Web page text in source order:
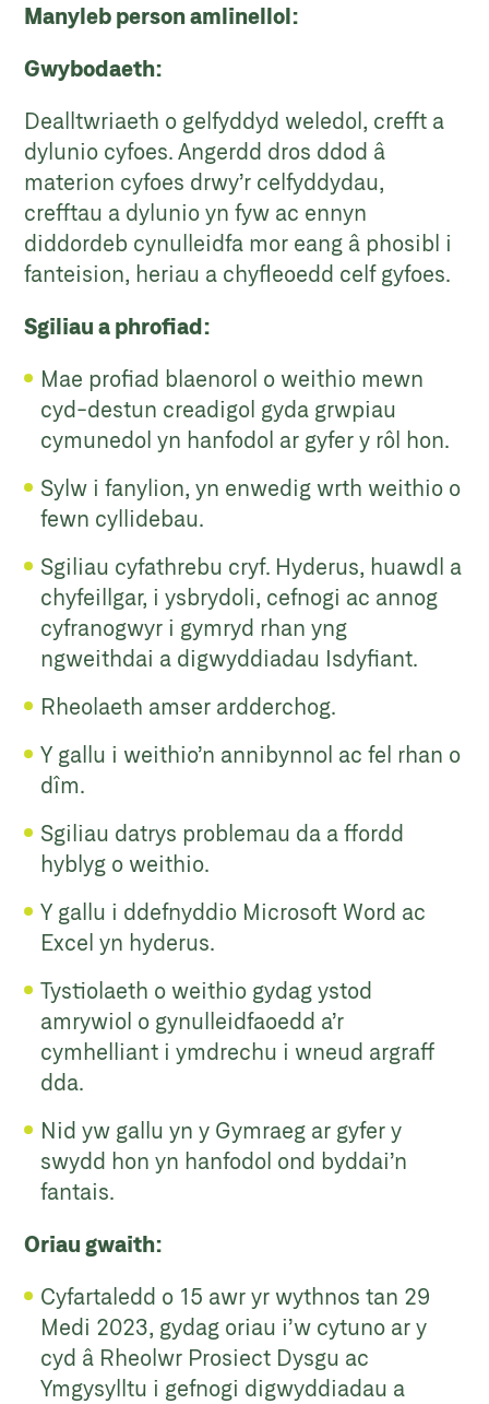
Manyleb person amlinellol:
Gwybodaeth:
Dealltwriaeth o gelfyddyd weledol, crefft a
dylunio cyfoes. Angerdd dros ddod â
materion cyfoes drwy’r celfyddydau,
crefftau a dylunio yn fyw ac ennyn
diddordeb cynulleidfa mor eang â phosibl i
fanteision, heriau a chyfleoedd celf gyfoes.
Sgiliau a phrofiad:
Mae profiad blaenorol o weithio mewn
cyd-destun creadigol gyda grwpiau
cymunedol yn hanfodol ar gyfer y rôl hon.
Sylw i fanylion, yn enwedig wrth weithio o
fewn cyllidebau.
Sgiliau cyfathrebu cryf. Hyderus, huawdl a
chyfeillgar, i ysbrydoli, cefnogi ac annog
cyfranogwyr i gymryd rhan yng
ngweithdai a digwyddiadau Isdyfiant.
Rheolaeth amser ardderchog.
Y gallu i weithio’n annibynnol ac fel rhan o
dîm.
Sgiliau datrys problemau da a ffordd
hyblyg o weithio.
Y gallu i ddefnyddio Microsoft Word ac
Excel yn hyderus.
Tystiolaeth o weithio gydag ystod
amrywiol o gynulleidfaoedd a’r
cymhelliant i ymdrechu i wneud argraff
dda.
Nid yw gallu yn y Gymraeg ar gyfer y
swydd hon yn hanfodol ond byddai’n
fantais.
Oriau gwaith:
Cyfartaledd o 15 awr yr wythnos tan 29
Medi 2023, gydag oriau i’w cytuno ar y
cyd â Rheolwr Prosiect Dysgu ac
Ymgysylltu i gefnogi digwyddiadau a